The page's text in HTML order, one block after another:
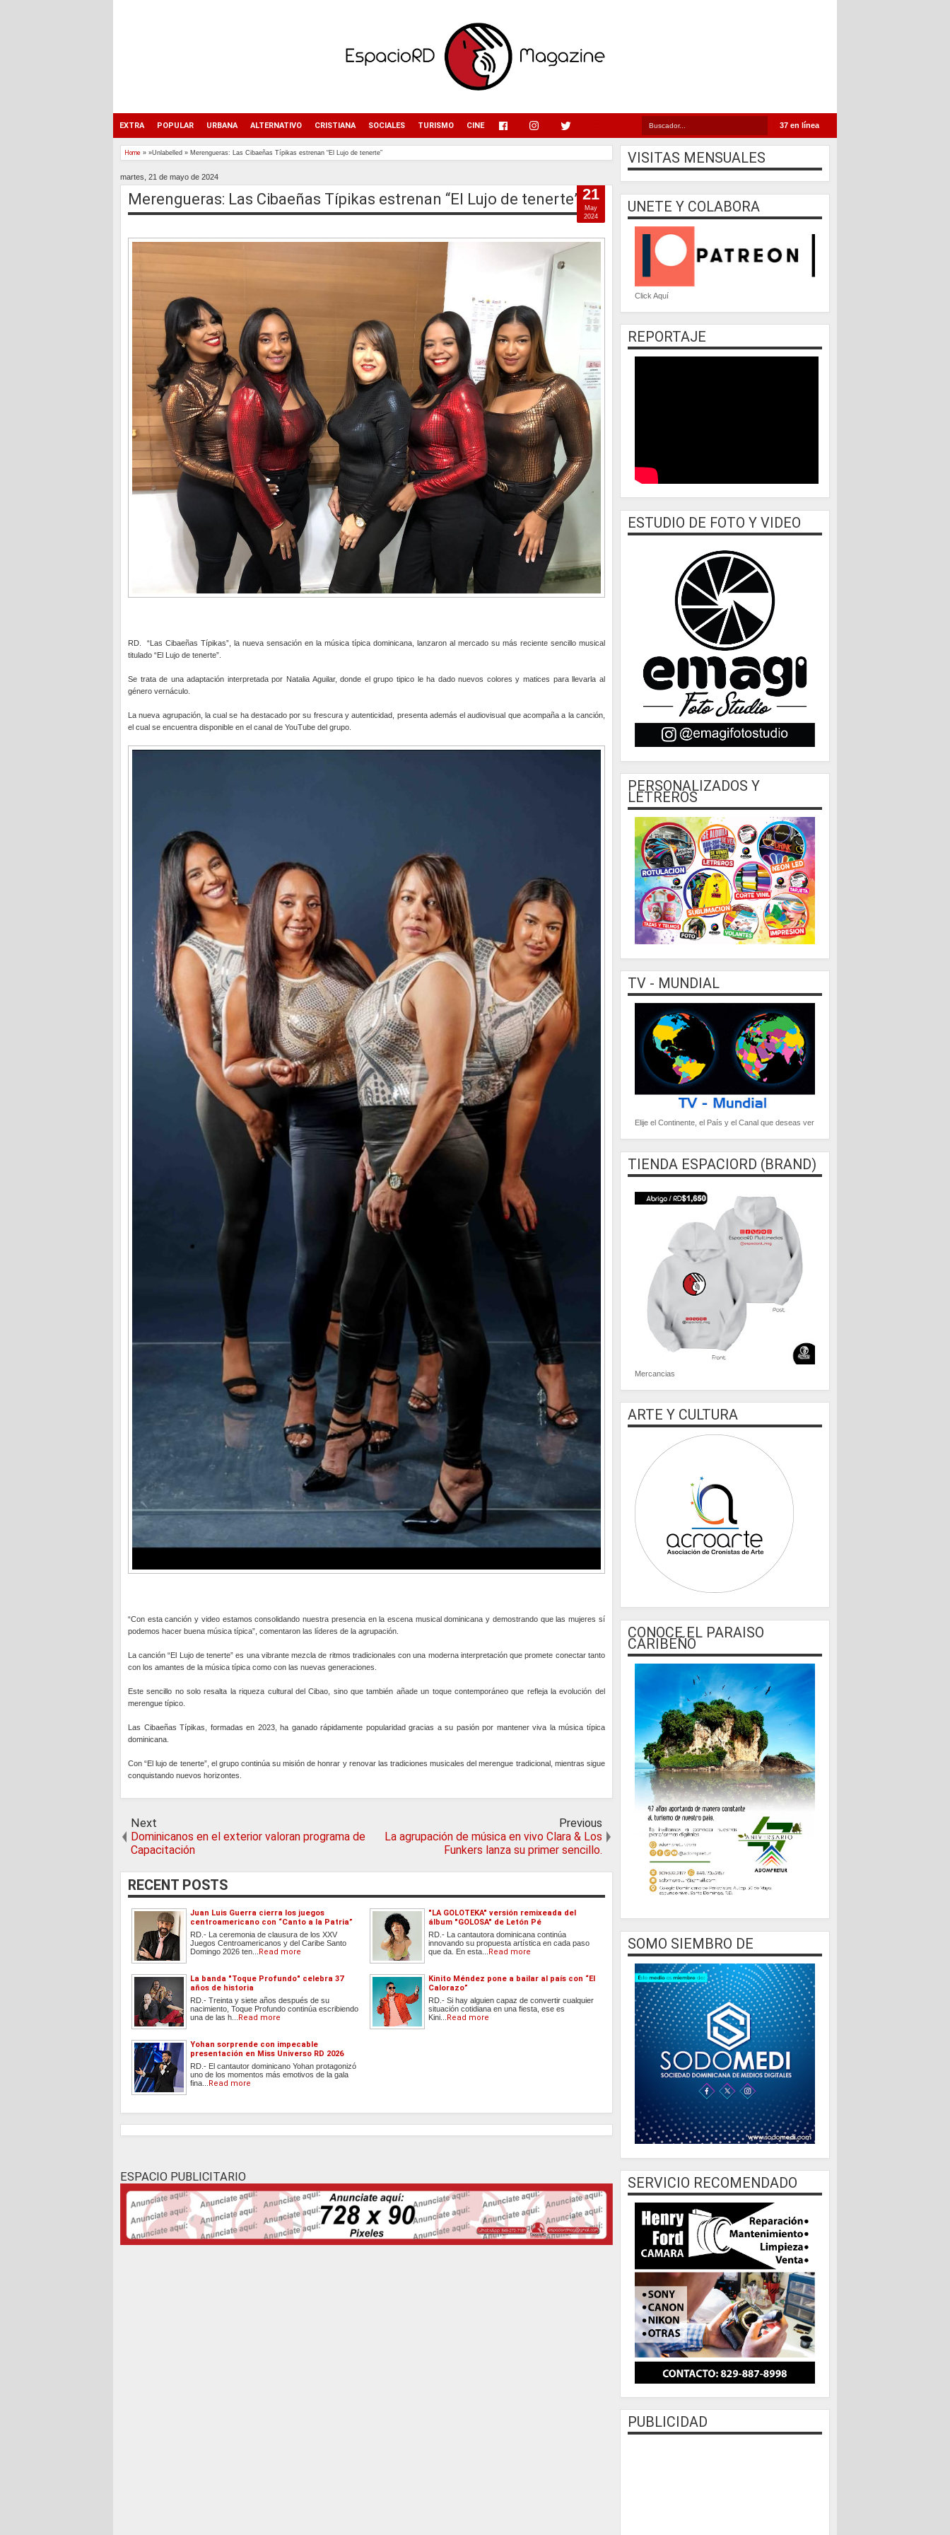
37 en línea
EXTRA POPULAR URBANA ALTERNATIVO CRISTIANA SOCIALES TURISMO CINE
Home » »Unlabelled » Merengueras: Las Cibaeñas Típikas estrenan “El Lujo de tenerte”
martes, 21 de mayo de 2024
Merengueras: Las Cibaeñas Típikas estrenan “El Lujo de tenerte”
RD. “Las Cibaeñas Típikas”, la nueva sensación en la música típica dominicana, lanzaron al mercado su más reciente sencillo musical
titulado “El Lujo de tenerte”.
Se trata de una adaptación interpretada por Natalia Aguilar, donde el grupo tipico le ha dado nuevos colores y matices para llevarla al
género vernáculo.
La nueva agrupación, la cual se ha destacado por su frescura y autenticidad, presenta además el audiovisual que acompaña a la canción,
el cual se encuentra disponible en el canal de YouTube del grupo.
“Con esta canción y video estamos consolidando nuestra presencia en la escena musical dominicana y demostrando que las mujeres sí
podemos hacer buena música típica”, comentaron las líderes de la agrupación.
La canción “El Lujo de tenerte” es una vibrante mezcla de ritmos tradicionales con una moderna interpretación que promete conectar tanto
con los amantes de la música típica como con las nuevas generaciones.
Este sencillo no solo resalta la riqueza cultural del Cibao, sino que también añade un toque contemporáneo que refleja la evolución del
merengue típico.
Las Cibaeñas Típikas, formadas en 2023, ha ganado rápidamente popularidad gracias a su pasión por mantener viva la música típica
dominicana.
Con “El lujo de tenerte”, el grupo continúa su misión de honrar y renovar las tradiciones musicales del merengue tradicional, mientras sigue
conquistando nuevos horizontes.
21
May
2024
Next
Dominicanos en el exterior valoran programa de
Capacitación
Previous
La agrupación de música en vivo Clara & Los
Funkers lanza su primer sencillo.
RECENT POSTS
Juan Luis Guerra cierra los juegos
centroamericano con “Canto a la Patria”
RD.- La ceremonia de clausura de los XXV
Juegos Centroamericanos y del Caribe Santo
Domingo 2026 ten...
Read more
"LA GOLOTEKA" versión remixeada del
álbum "GOLOSA" de Letón Pé
RD.- La cantautora dominicana continúa
innovando su propuesta artística en cada paso
que da. En esta...
Read more
La banda "Toque Profundo" celebra 37
años de historia
RD.- Treinta y siete años después de su
nacimiento, Toque Profundo continúa escribiendo
una de las h...
Read more
Kinito Méndez pone a bailar al país con “El
Calorazo”
RD.- Si hay alguien capaz de convertir cualquier
situación cotidiana en una fiesta, ese es
Kini...
Read more
Yohan sorprende con impecable
presentación en Miss Universo RD 2026
RD.- El cantautor dominicano Yohan protagonizó
uno de los momentos más emotivos de la gala
fina...
Read more
ESPACIO PUBLICITARIO
VISITAS MENSUALES
UNETE Y COLABORA
Click Aquí
REPORTAJE
ESTUDIO DE FOTO Y VIDEO
PERSONALIZADOS Y
LETREROS
TV - MUNDIAL
Elije el Continente, el País y el Canal que deseas ver
TIENDA ESPACIORD (BRAND)
Mercancias
ARTE Y CULTURA
CONOCE EL PARAISO
CARIBEÑO
SOMO SIEMBRO DE
SERVICIO RECOMENDADO
PUBLICIDAD